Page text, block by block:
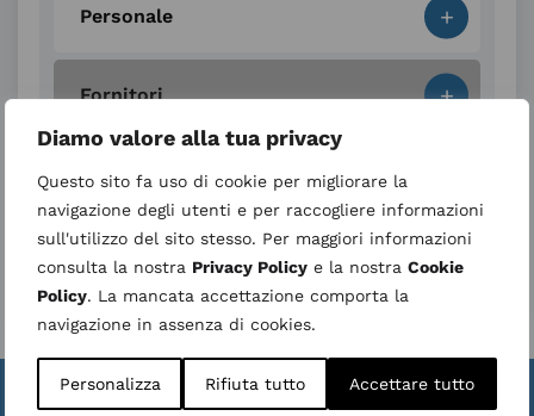
Diamo valore alla tua privacy
Questo sito fa uso di cookie per migliorare la
navigazione degli utenti e per raccogliere informazioni
sull'utilizzo del sito stesso. Per maggiori informazioni
consulta la nostra Privacy Policy e la nostra Cookie
Policy. La mancata accettazione comporta la
navigazione in assenza di cookies.
Personalizza Rifiuta tutto Accettare tutto
+
Personale
+
Fornitori
Altre informazioni
Area di quadrante
Valuta la struttura| Whistleblower